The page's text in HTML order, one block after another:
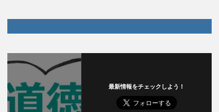
最新情報をチェックしよう！